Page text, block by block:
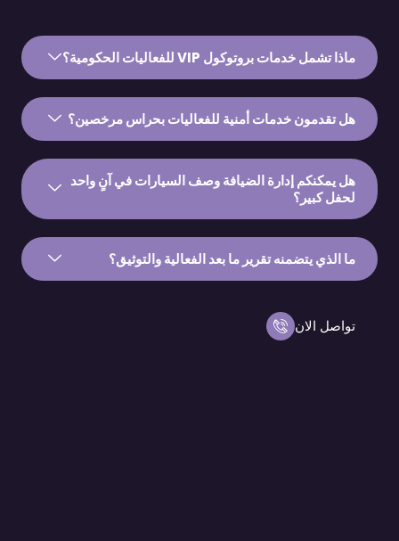
ماذا تشمل خدمات بروتوكول VIP للفعاليات الحكومية؟
هل تقدمون خدمات أمنية للفعاليات بحراس مرخصين؟
هل يمكنكم إدارة الضيافة وصف السيارات في آنٍ واحد
لحفل كبير؟
ما الذي يتضمنه تقرير ما بعد الفعالية والتوثيق؟
تواصل الان